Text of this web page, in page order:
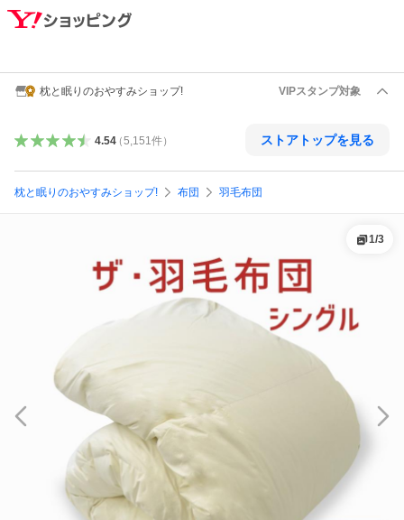
枕と眠りのおやすみショップ! VIPスタンプ対象
4.54（5,151件） ストアトップを見る
枕と眠りのおやすみショップ! 布団 羽毛布団
1/3